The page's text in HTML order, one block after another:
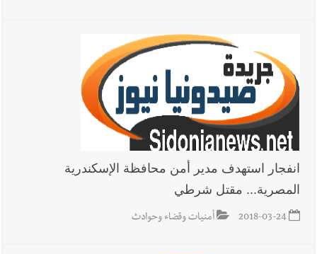
انفجار استهدف مدير أمن محافظة الإسكندرية
المصرية... مقتل شرطي
2018-03-24 أمنيات وقضاء وحوادث